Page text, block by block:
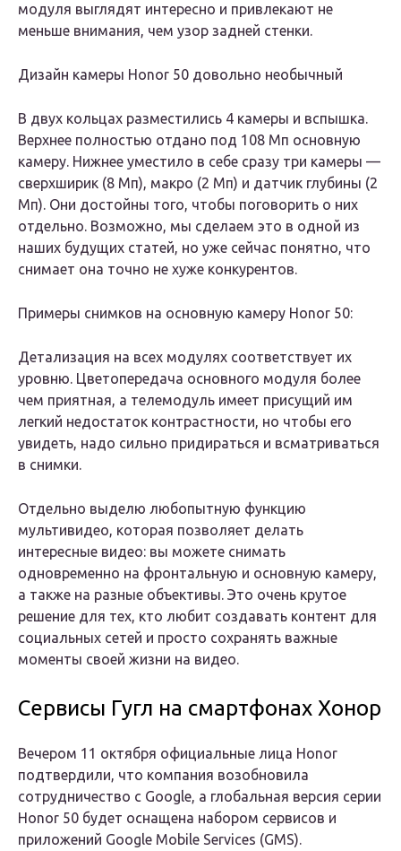
модуля выглядят интересно и привлекают не
меньше внимания, чем узор задней стенки.
Дизайн камеры Honor 50 довольно необычный
В двух кольцах разместились 4 камеры и вспышка.
Верхнее полностью отдано под 108 Мп основную
камеру. Нижнее уместило в себе сразу три камеры —
сверхширик (8 Мп), макро (2 Мп) и датчик глубины (2
Мп). Они достойны того, чтобы поговорить о них
отдельно. Возможно, мы сделаем это в одной из
наших будущих статей, но уже сейчас понятно, что
снимает она точно не хуже конкурентов.
Примеры снимков на основную камеру Honor 50:
Детализация на всех модулях соответствует их
уровню. Цветопередача основного модуля более
чем приятная, а телемодуль имеет присущий им
легкий недостаток контрастности, но чтобы его
увидеть, надо сильно придираться и всматриваться
в снимки.
Отдельно выделю любопытную функцию
мультивидео, которая позволяет делать
интересные видео: вы можете снимать
одновременно на фронтальную и основную камеру,
а также на разные объективы. Это очень крутое
решение для тех, кто любит создавать контент для
социальных сетей и просто сохранять важные
моменты своей жизни на видео.
Сервисы Гугл на смартфонах Хонор
Вечером 11 октября официальные лица Honor
подтвердили, что компания возобновила
сотрудничество с Google, а глобальная версия серии
Honor 50 будет оснащена набором сервисов и
приложений Google Mobile Services (GMS).